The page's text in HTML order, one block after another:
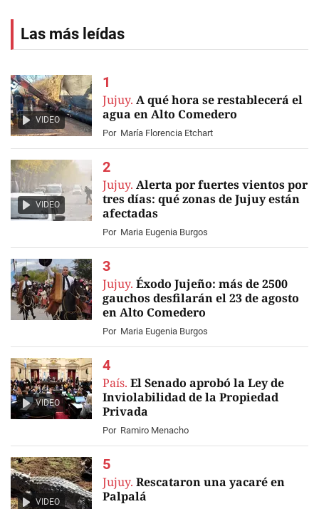
Las más leídas
VIDEO
Jujuy. A qué hora se restablecerá el
agua en Alto Comedero
Por María Florencia Etchart
VIDEO
Jujuy. Alerta por fuertes vientos por
tres días: qué zonas de Jujuy están
afectadas
Por Maria Eugenia Burgos
Jujuy. Éxodo Jujeño: más de 2500
gauchos desfilarán el 23 de agosto
en Alto Comedero
Por Maria Eugenia Burgos
VIDEO
País. El Senado aprobó la Ley de
Inviolabilidad de la Propiedad
Privada
Por Ramiro Menacho
VIDEO
Jujuy. Rescataron una yacaré en
Palpalá